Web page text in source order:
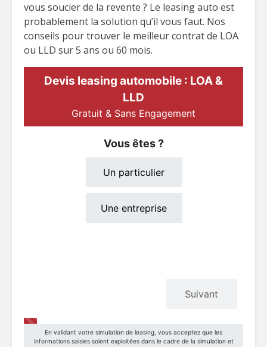
vous soucier de la revente ? Le leasing auto est
probablement la solution qu’il vous faut. Nos
conseils pour trouver le meilleur contrat de LOA
ou LLD sur 5 ans ou 60 mois.